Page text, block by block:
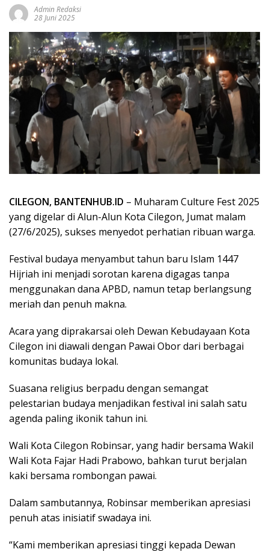
Admin Redaksi
28 Juni 2025
CILEGON, BANTENHUB.ID – Muharam Culture Fest 2025
yang digelar di Alun-Alun Kota Cilegon, Jumat malam
(27/6/2025), sukses menyedot perhatian ribuan warga.
Festival budaya menyambut tahun baru Islam 1447
Hijriah ini menjadi sorotan karena digagas tanpa
menggunakan dana APBD, namun tetap berlangsung
meriah dan penuh makna.
Acara yang diprakarsai oleh Dewan Kebudayaan Kota
Cilegon ini diawali dengan Pawai Obor dari berbagai
komunitas budaya lokal.
Suasana religius berpadu dengan semangat
pelestarian budaya menjadikan festival ini salah satu
agenda paling ikonik tahun ini.
Wali Kota Cilegon Robinsar, yang hadir bersama Wakil
Wali Kota Fajar Hadi Prabowo, bahkan turut berjalan
kaki bersama rombongan pawai.
Dalam sambutannya, Robinsar memberikan apresiasi
penuh atas inisiatif swadaya ini.
“Kami memberikan apresiasi tinggi kepada Dewan